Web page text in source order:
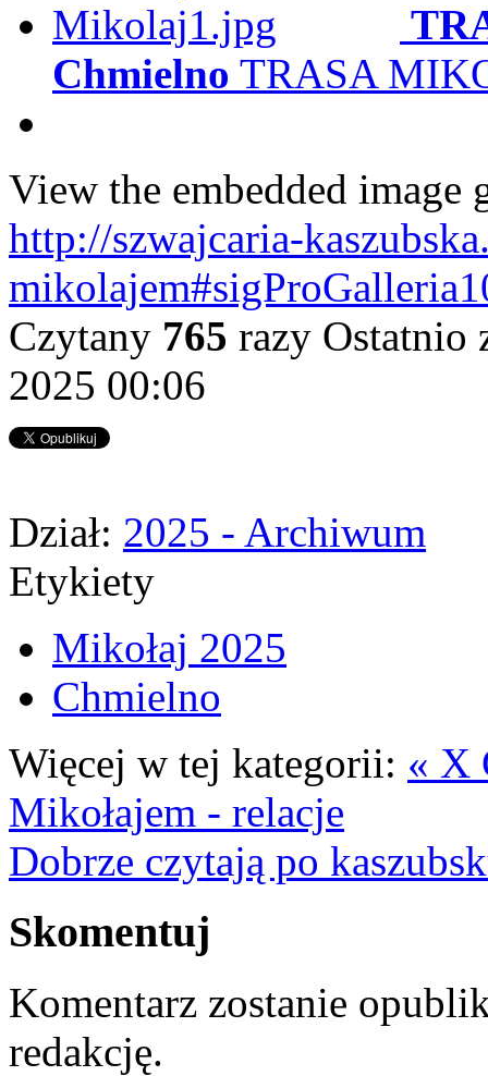
Chmielno TRASA
View the embedded image
http://szwajcaria-
Czytany 765 razy Ostatnio
2025 00:06
Dział: 2025 - Archiwum
Etykiety
Mikołaj 2025
Chmielno
Więcej w tej kategorii: « X
Mikołajem - relacje
Dobrze czytają po
Skomentuj
Komentarz zostanie
redakcję.